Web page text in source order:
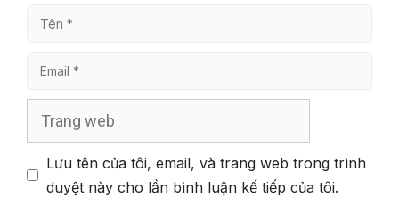
Tên
Email
Lưu tên của tôi, email, và trang web trong trình
duyệt này cho lần bình luận kế tiếp của tôi.